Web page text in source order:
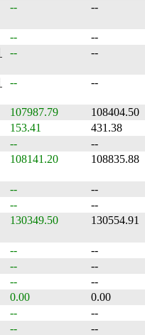
-- --
--
--
-- --
-- --
107987.79
108404.50
153.41
431.38
--
--
108141.20 108835.88
--
--
--
--
130349.50 130554.91
--
--
--
--
--
--
0.00
0.00
--
--
--
--